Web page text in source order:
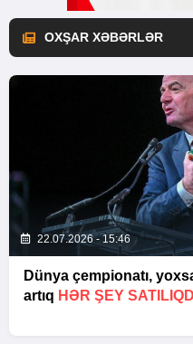
OXŞAR XƏBƏRLƏR
22.07.2026 - 15:46
Dünya çempionatı,
artıq HƏR ŞEY